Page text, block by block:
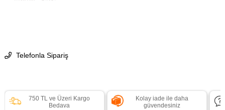
Telefonla Sipariş
750 TL ve Üzeri Kargo
Bedava
Kolay iade ile daha
güvendesiniz